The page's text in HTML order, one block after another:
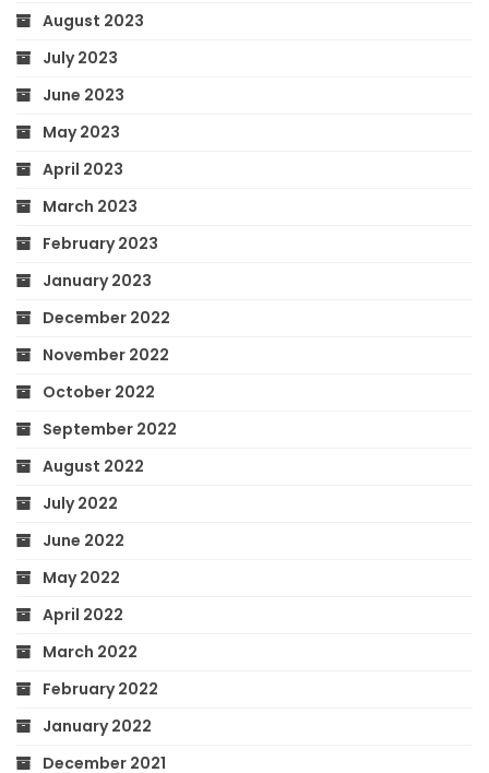
August 2023
July 2023
June 2023
May 2023
April 2023
March 2023
February 2023
January 2023
December 2022
November 2022
October 2022
September 2022
August 2022
July 2022
June 2022
May 2022
April 2022
March 2022
February 2022
January 2022
December 2021